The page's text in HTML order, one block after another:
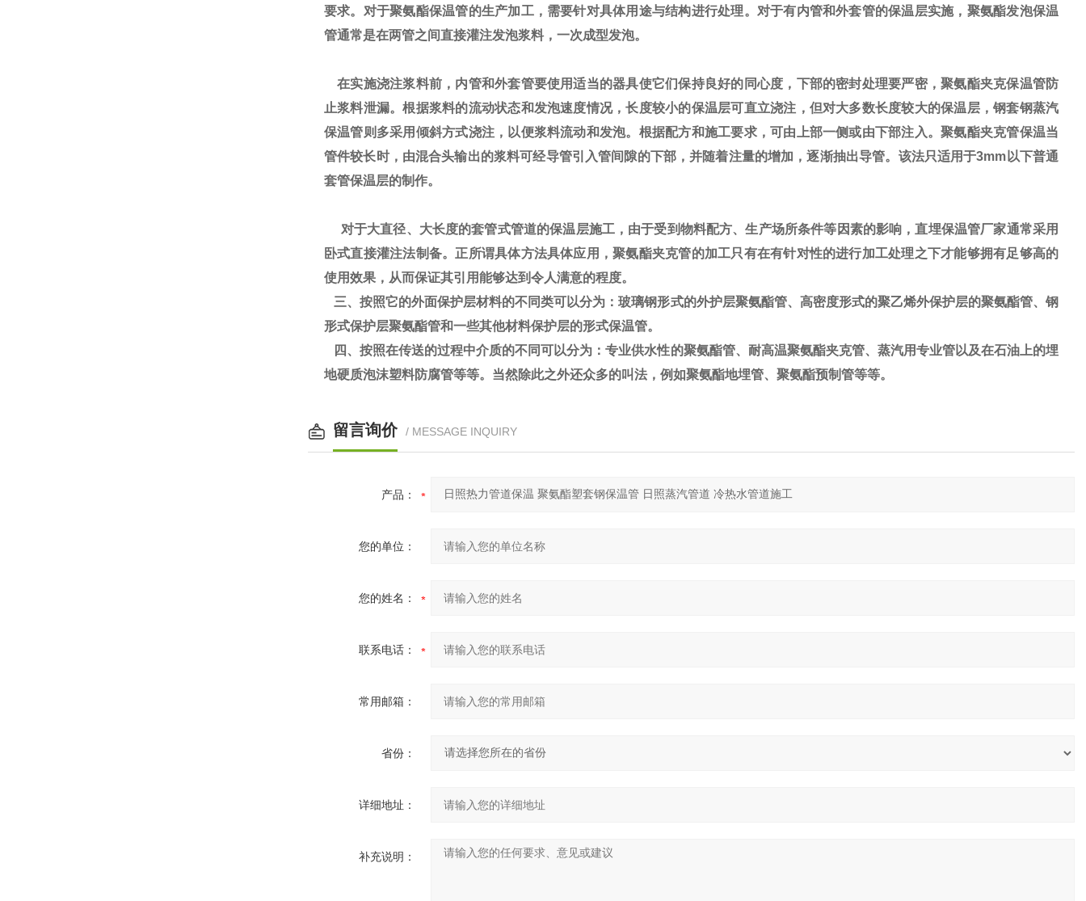
要求。对于聚氨酯保温管的生产加工，需要针对具体用途与结构进行处理。对于有内管和外套管的保温层实施，聚氨酯发泡保温
管通常是在两管之间直接灌注发泡浆料，一次成型发泡。
在实施浇注浆料前，内管和外套管要使用适当的器具使它们保持良好的同心度，下部的密封处理要严密，聚氨酯夹克保温管防
止浆料泄漏。根据浆料的流动状态和发泡速度情况，长度较小的保温层可直立浇注，但对大多数长度较大的保温层，钢套钢蒸汽
保温管则多采用倾斜方式浇注，以便浆料流动和发泡。根据配方和施工要求，可由上部一侧或由下部注入。聚氨酯夹克管保温当
管件较长时，由混合头输出的浆料可经导管引入管间隙的下部，并随着注量的增加，逐渐抽出导管。该法只适用于3mm以下普通
套管保温层的制作。
对于大直径、大长度的套管式管道的保温层施工，由于受到物料配方、生产场所条件等因素的影响，直埋保温管厂家通常采用
卧式直接灌注法制备。正所谓具体方法具体应用，聚氨酯夹克管的加工只有在有针对性的进行加工处理之下才能够拥有足够高的
使用效果，从而保证其引用能够达到令人满意的程度。
三、按照它的外面保护层材料的不同类可以分为：玻璃钢形式的外护层聚氨酯管、高密度形式的聚乙烯外保护层的聚氨酯管、钢
形式保护层聚氨酯管和一些其他材料保护层的形式保温管。
四、按照在传送的过程中介质的不同可以分为：专业供水性的聚氨酯管、耐高温聚氨酯夹克管、蒸汽用专业管以及在石油上的埋
地硬质泡沫塑料防腐管等等。当然除此之外还众多的叫法，例如聚氨酯地埋管、聚氨酯预制管等等。
留言询价 / MESSAGE INQUIRY
产品：
您的单位：
您的姓名：
联系电话：
常用邮箱：
省份：
详细地址：
补充说明：